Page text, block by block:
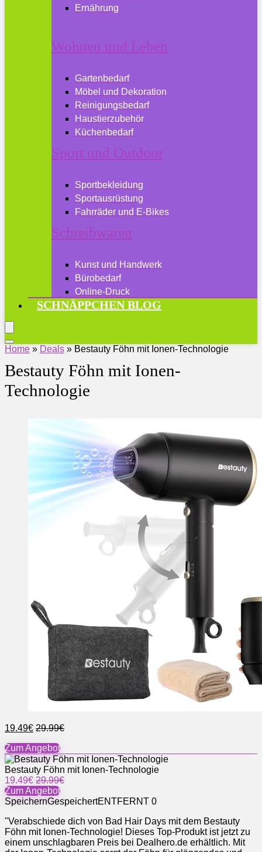
Ernährung
Wohnen und Leben
Gartenbedarf
Möbel und Dekoration
Reinigungsbedarf
Haustierzubehör
Küchenbedarf
Sport und Outdoor
Sportbekleidung
Sportausrüstung
Fahrräder und E-Bikes
Schreibwaren
Kunst und Handwerk
Bürobedarf
Online-Druck
SCHNÄPPCHEN BLOG
Home » Deals » Bestauty Föhn mit Ionen-Technologie
Bestauty Föhn mit Ionen-
Technologie
19.49€ 29.99€
Zum Angebot
Bestauty Föhn mit Ionen-Technologie
19.49€ 29.99€
Zum Angebot
SpeichernGespeichertENTFERNT 0
"Verabschiede dich von Bad Hair Days mit dem Bestauty
Föhn mit Ionen-Technologie! Dieses Top-Produkt ist jetzt zu
einem unschlagbaren Preis bei Dealhero.de erhältlich. Mit